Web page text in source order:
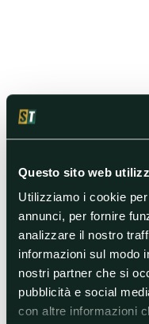
Questo sito web
Utilizziamo i cookie
annunci, per fornire
analizzare il nostro
informazioni sul modo
nostri partner che si
pubblicità e social
con altre informazioni